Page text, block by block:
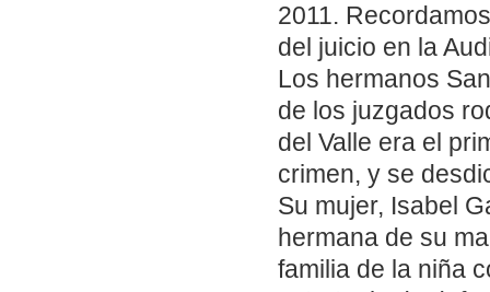
2011.
del juicio en la
Los hermanos
de los juzgados
del Valle era el
crimen, y se
Su mujer, Isabel
hermana de su
familia de la niña